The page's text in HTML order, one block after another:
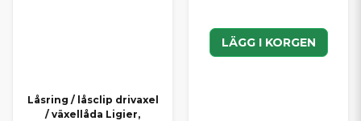
Låsring / låsclip drivaxel
/ växellåda Ligier,
LÄGG I KORGEN